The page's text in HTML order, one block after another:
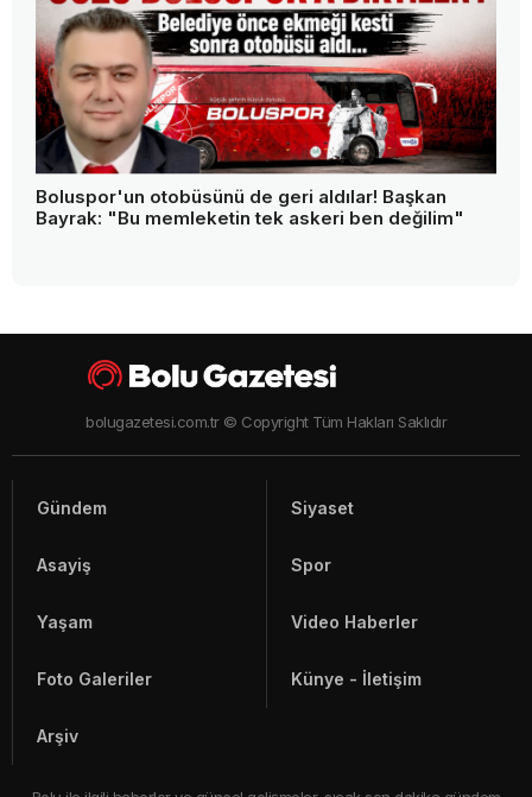
Türkiye'nin en pahalı suyuna bir tepki daha!
"Verdiğim paranın karşılığını istiyorum"
Boluspor'un otobüsünü de geri aldılar! Başkan
Bayrak: "Bu memleketin tek askeri ben değilim"